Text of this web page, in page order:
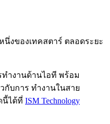
ของเทคสตาร์ ตลอดระยะ
ำงานด้านไอที พร้อม
กับการ ทำงานในสาย
นี้ได้ที่ ISM Technology